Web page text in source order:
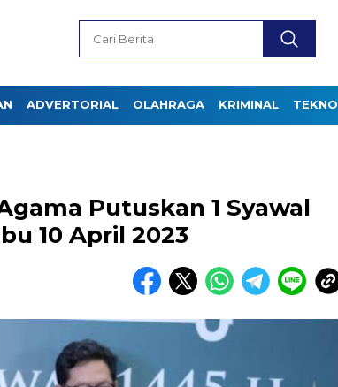
ADVERTORIAL OLAHRAGA KRIMINAL TEKNO
Putuskan 1 Syawal
10 April 2023